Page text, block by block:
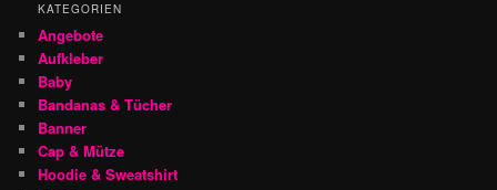
KATEGORIEN
Angebote
Aufkleber
Baby
Bandanas & Tücher
Banner
Cap & Mütze
Hoodie & Sweatshirt